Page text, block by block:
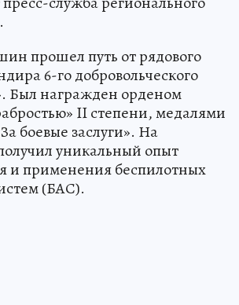
прошел путь от рядового
6-го добровольческого
Был награжден орденом
II степени, медалями
боевые заслуги». На
уникальный опыт
и применения беспилотных
(БАС).